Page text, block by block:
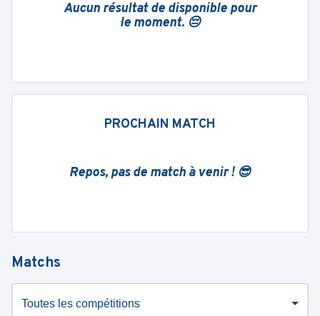
Aucun résultat de disponible pour
le moment. 😔
PROCHAIN MATCH
Repos, pas de match à venir ! 😎
Matchs
Toutes les compétitions